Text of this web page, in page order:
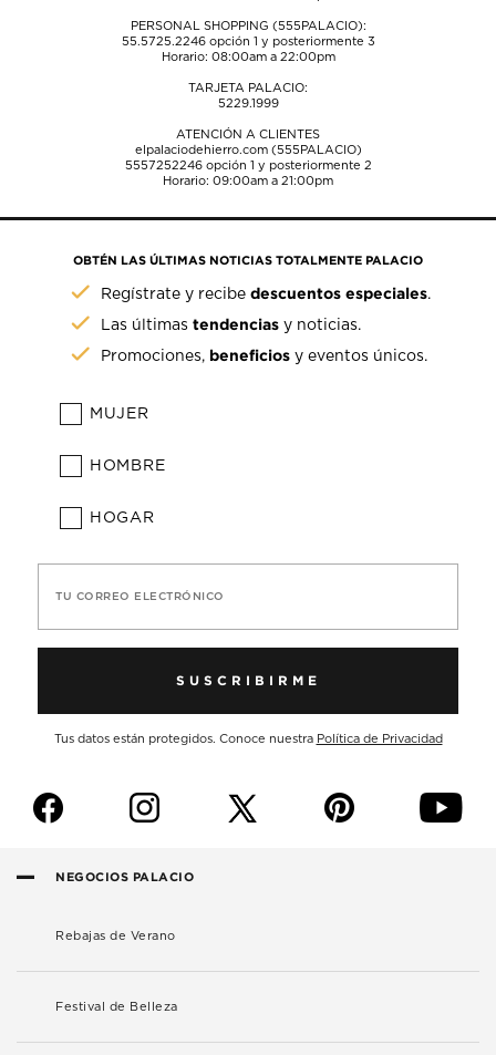
PERSONAL SHOPPING (555PALACIO):
55.5725.2246opción 1 y posteriormente 3
Horario: 08:00am a 22:00pm
TARJETA PALACIO:
5229.1999
ATENCIÓN A CLIENTES
elpalaciodehierro.com (555PALACIO)
5557252246opción 1 y posteriormente 2
Horario: 09:00am a 21:00pm
OBTÉN LAS ÚLTIMAS NOTICIAS TOTALMENTE PALACIO
Regístrate y recibedescuentos especiales.
Las últimastendencias y noticias.
Promociones, beneficios y eventos únicos.
MUJER
HOMBRE
HOGAR
TU CORREO ELECTRÓNICO
SUSCRIBIRME
Tus datos están protegidos. Conoce nuestra Política de Privacidad
f i p y
NEGOCIOS PALACIO
Rebajas de Verano
Festival de Belleza